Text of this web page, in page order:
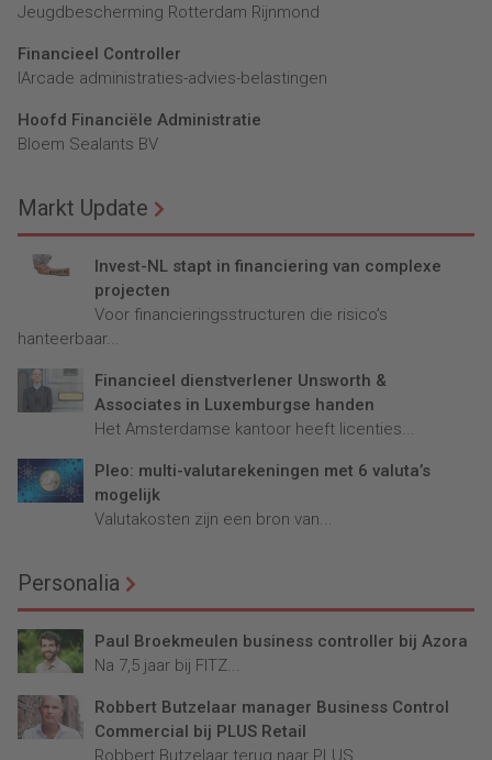
Jeugdbescherming Rotterdam Rijnmond
Financieel Controller
lArcade administraties-advies-belastingen
Hoofd Financiële Administratie
Bloem Sealants BV
Markt Update
Invest-NL stapt in financiering van complexe
projecten
Voor financieringsstructuren die risico’s
hanteerbaar...
Financieel dienstverlener Unsworth &
Associates in Luxemburgse handen
Het Amsterdamse kantoor heeft licenties...
Pleo: multi-valutarekeningen met 6 valuta’s
mogelijk
Valutakosten zijn een bron van...
Personalia
Paul Broekmeulen business controller bij Azora
Na 7,5 jaar bij FITZ...
Robbert Butzelaar manager Business Control
Commercial bij PLUS Retail
Robbert Butzelaar terug naar PLUS...